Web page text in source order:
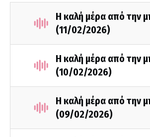
Η καλή μέρα από την
(11/02/2026)
Η καλή μέρα από την
(10/02/2026)
Η καλή μέρα από την
(09/02/2026)